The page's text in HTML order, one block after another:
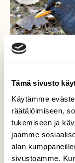
Tämä sivusto
Käytämme
räätälöimiseen,
tukemiseen ja
jaamme
alan
sivustoamme.
Se